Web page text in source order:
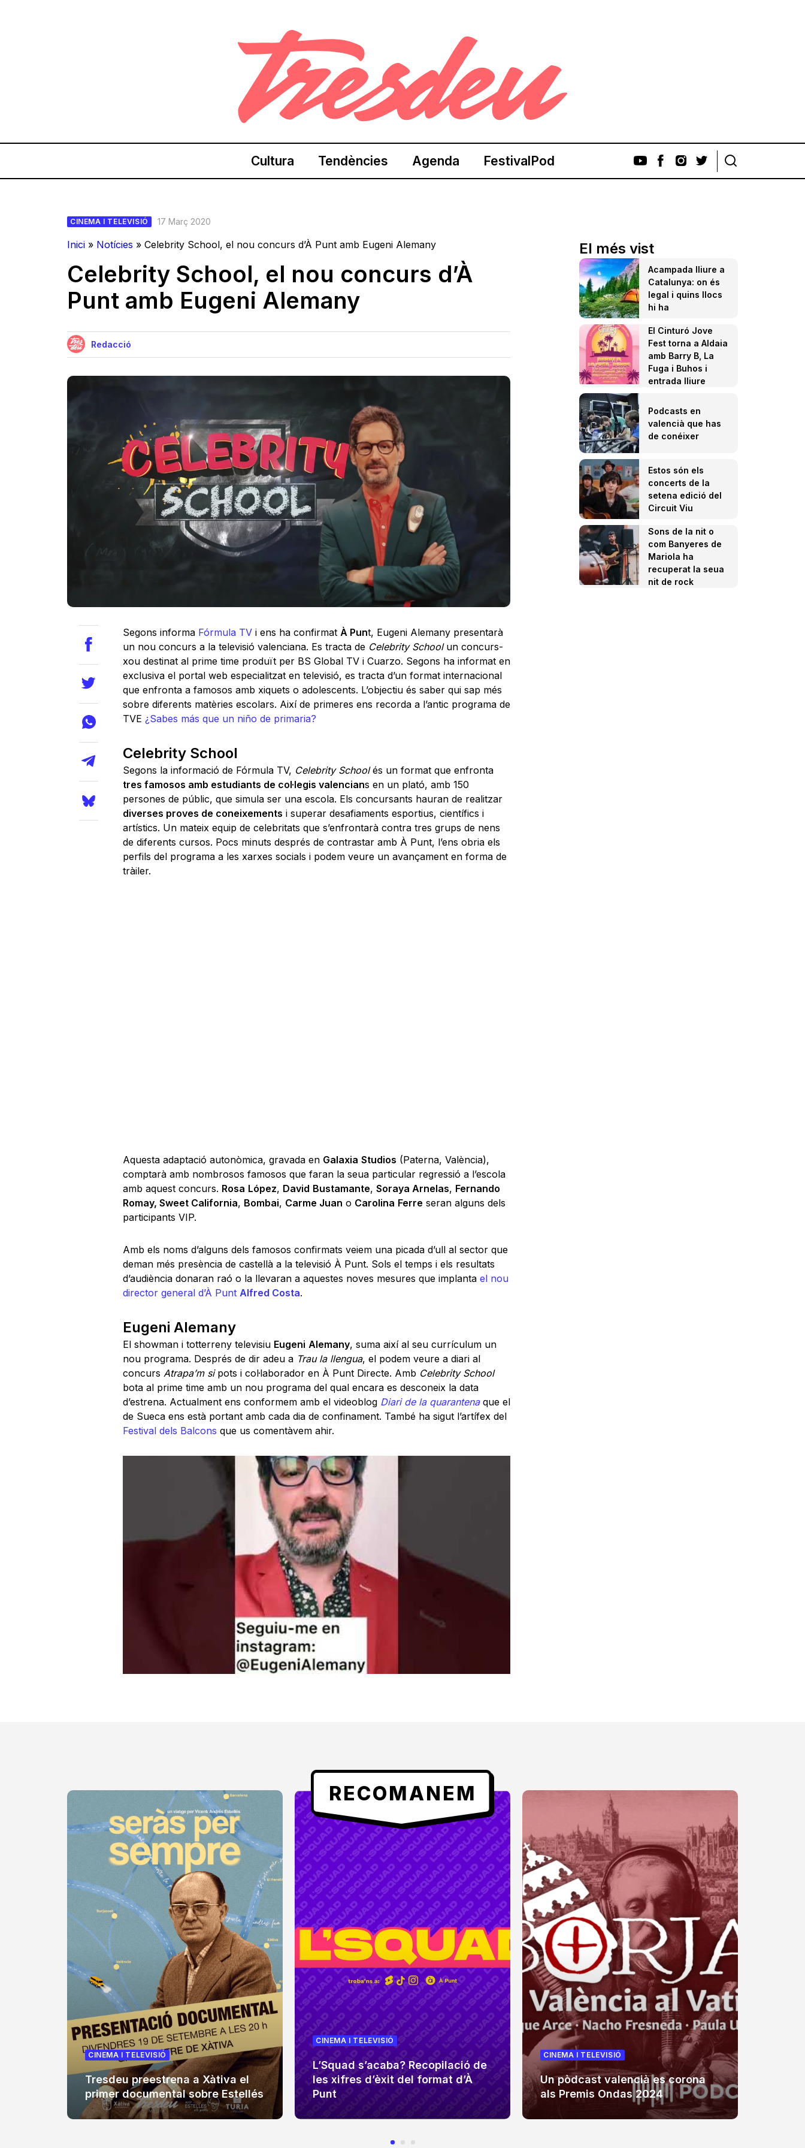
Cultura Tendències Agenda FestivalPod
CINEMA I TELEVISIÓ 17 Març 2020
Inici » Notícies » Celebrity School, el nou concurs d’À Punt amb Eugeni Alemany
Celebrity School, el nou concurs d’À
Punt amb Eugeni Alemany
Redacció
Segons informa Fórmula TVi ens ha confirmat À Punt, Eugeni Alemany presentarà
un nou concurs a la televisió valenciana. Es tracta de Celebrity School un concurs-
xou destinat al prime time produït per BS Global TV i Cuarzo. Segons ha informat en
exclusiva el portal web especialitzat en televisió, es tracta d’un format internacional
que enfronta a famosos amb xiquets o adolescents. L’objectiu és saber qui sap més
sobre diferents matèries escolars. Així de primeres ens recorda a l’antic programa de
TVE ¿Sabes más que un niño de primaria?
Celebrity School
Segons la informació de Fórmula TV, Celebrity Schoolés un format que enfronta
tres famosos amb estudiants de col·legis valencians en un plató, amb 150
persones de públic, que simula ser una escola. Els concursants hauran de realitzar
diverses proves de coneixements i superar desafiaments esportius, científics i
artístics. Un mateix equip de celebritats que s’enfrontarà contra tres grups de nens
de diferents cursos. Pocs minuts després de contrastar amb À Punt, l’ens obria els
perfils del programa a les xarxes socials i podem veure un avançament en forma de
tràiler.
Aquesta adaptació autonòmica, gravada en Galaxia Studios (Paterna, València),
comptarà amb nombrosos famosos que faran la seua particular regressió a l’escola
amb aquest concurs. Rosa López, David Bustamante, Soraya Arnelas, Fernando
Romay, Sweet California, Bombai, Carme Juan o Carolina Ferre seran alguns dels
participants VIP.
Amb els noms d’alguns dels famosos confirmats veiem una picada d’ull al sector que
deman més presència de castellà a la televisió À Punt. Sols el temps i els resultats
d’audiència donaran raó o la llevaran a aquestes noves mesures que implanta el nou
director general d’À Punt Alfred Costa.
Eugeni Alemany
El showman i totterreny televisiu Eugeni Alemany, suma així al seu currículum un
nou programa. Després de dir adeu a Trau la llengua, el podem veure a diari al
concurs Atrapa’m sipots i col·laborador en À Punt Directe. Amb Celebrity School
bota al prime time amb un nou programa del qual encara es desconeix la data
d’estrena. Actualment ens conformem amb el videoblog Diari de la quarantenaque el
de Sueca ens està portant amb cada dia de confinament. També ha sigut l’artífex del
Festival dels Balcons que us comentàvem ahir.
El més vist
Acampada lliure a
Catalunya: on és
legal i quins llocs
hi ha
El Cinturó Jove
Fest torna a Aldaia
amb Barry B, La
Fuga i Buhos i
entrada lliure
Podcasts en
valencià que has
de conéixer
Estos són els
concerts de la
setena edició del
Circuit Viu
Sons de la nit o
com Banyeres de
Mariola ha
recuperat la seua
nit de rock
RECOMANEM
CINEMA I TELEVISIÓ
Tresdeu preestrena a Xàtiva el
primer documental sobre Estellés
CINEMA I TELEVISIÓ
L’Squad s’acaba? Recopilació de
les xifres d’èxit del format d’À
Punt
CINEMA I TELEVISIÓ
Un pòdcast valencià es corona
als Premis Ondas 2024